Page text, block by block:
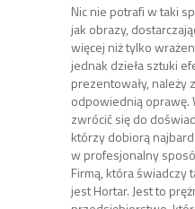
Nic nie potrafi w taki
jak obrazy,
więcej niż tylko
jednak dzieła sztuki
prezentowały, należy
odpowiednią oprawę.
zwrócić się do
którzy dobiorą
w profesjonalny
Firmą, która świadczy
jest Hortar. Jest to